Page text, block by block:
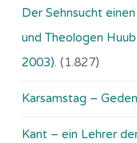
Der Sehnsucht
und Theologen
2003). (1.827)
Karsamstag –
Kant – ein Lehrer